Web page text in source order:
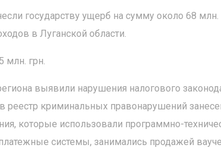
государству ущерб на сумму около 68
в Луганской области.
млн. грн.
выявили нарушения налогового
реестр криминальных правонарушений
которые использовали программно-
системы, занимались продажей